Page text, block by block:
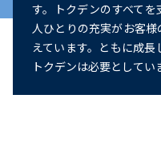
す。トクデンのすべて
人ひとりの充実がお客
えています。ともに成
トクデンは必要としてい